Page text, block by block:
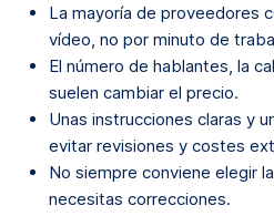
La mayoría de proveedores
vídeo, no por minuto de
El número de hablantes, la
suelen cambiar el precio.
Unas instrucciones claras y
evitar revisiones y costes
No siempre conviene elegir
necesitas correcciones.